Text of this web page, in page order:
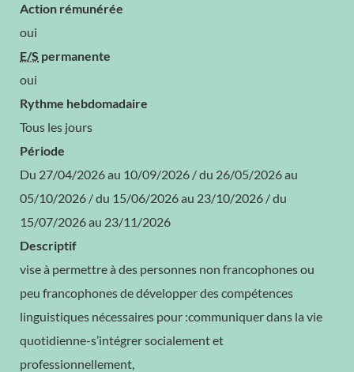
Action rémunérée
oui
E/S permanente
oui
Rythme hebdomadaire
Tous les jours
Période
Du 27/04/2026 au 10/09/2026 / du 26/05/2026 au
05/10/2026 / du 15/06/2026 au 23/10/2026 / du
15/07/2026 au 23/11/2026
Descriptif
vise à permettre à des personnes non francophones ou
peu francophones de développer des compétences
linguistiques nécessaires pour :communiquer dans la vie
quotidienne-s’intégrer socialement et
professionnellement,